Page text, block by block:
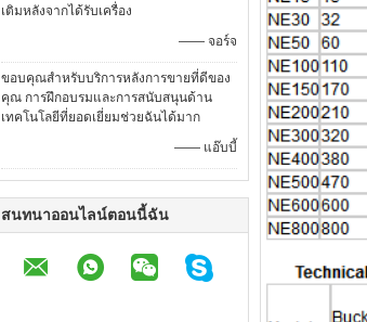
เติมหลังจากได้รับเครื่อง
—— จอร์จ
ขอบคุณสำหรับบริการหลังการขายที่ดีของ
คุณ การฝึกอบรมและการสนับสนุนด้าน
เทคโนโลยีที่ยอดเยี่ยมช่วยฉันได้มาก
—— แอ๊บบี้
สนทนาออนไลน์ตอนนี้ฉัน